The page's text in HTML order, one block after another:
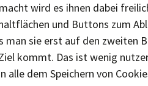
wird es ihnen dabei
und Buttons zum
man sie erst auf den zweiten
kommt. Das ist wenig
alle dem Speichern von